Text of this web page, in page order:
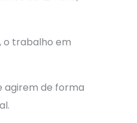
o trabalho em
agirem de forma